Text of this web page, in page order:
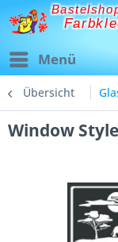
Menü
Übersicht
Window